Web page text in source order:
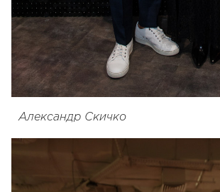
Александр Скичко